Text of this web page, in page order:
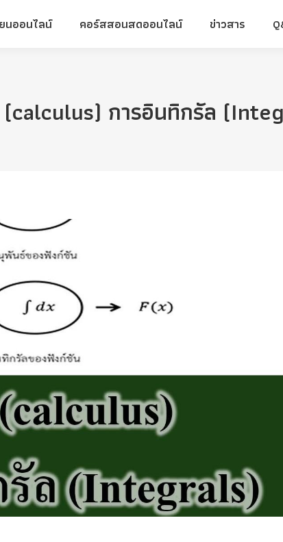
นออนไลน์ คอร์สสอนสดออนไลน์ ข่าวสาร
การอินทิกรัล
นออนไลน์ คอร์สสอนสดออนไลน์ ข่าวสาร